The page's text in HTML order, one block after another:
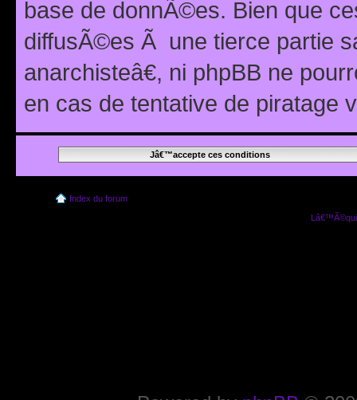
base de donnÃ©es. Bien que
diffusÃ©es Ã une tierce partie
anarchisteâ€, ni phpBB ne
en cas de tentative de piratage
Index du forum